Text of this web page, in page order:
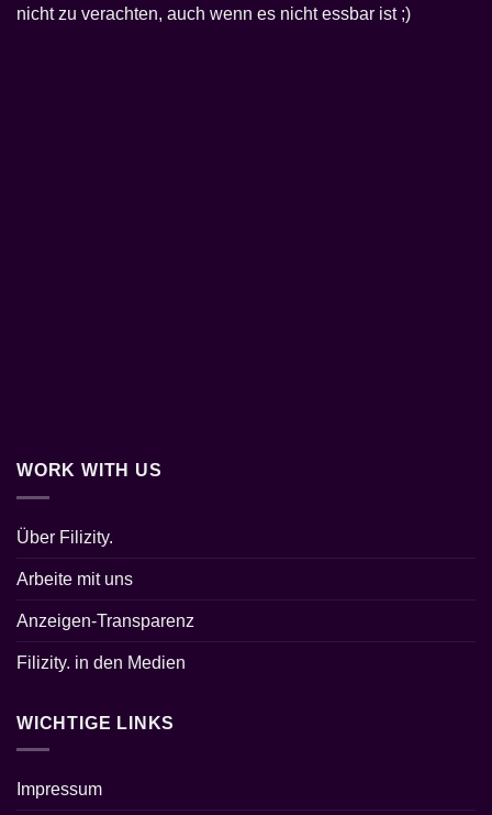
nicht zu verachten, auch wenn es nicht essbar ist ;)
WORK WITH US
Über Filizity.
Arbeite mit uns
Anzeigen-Transparenz
Filizity. in den Medien
WICHTIGE LINKS
Impressum